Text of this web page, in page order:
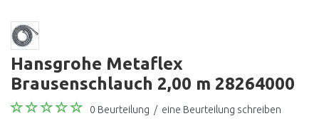
Hansgrohe Metaflex
Brausenschlauch 2,00 m 28264000
0 Beurteilung / eine Beurteilung schreiben